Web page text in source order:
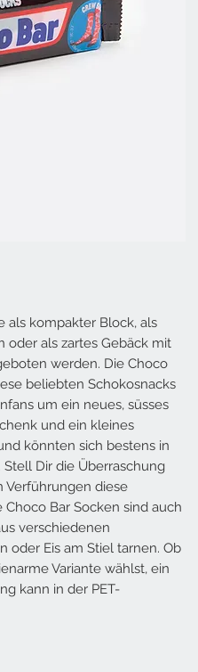
als kompakter Block, als
oder als zartes Gebäck mit
werden. Die Choco
beliebten Schokosnacks
um ein neues, süsses
und ein kleines
könnten sich bestens in
Dir die Überraschung
Verführungen diese
Bar Socken sind auch
verschiedenen
oder Eis am Stiel tarnen. Ob
Variante wählst, ein
kann in der PET-